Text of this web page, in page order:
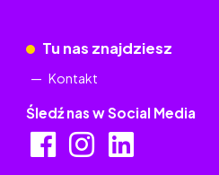
Tu nas znajdziesz
Kontakt
Śledź nas w Social Media